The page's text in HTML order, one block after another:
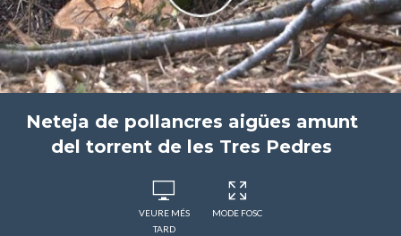
Neteja de pollancres aigües amunt
del torrent de les Tres Pedres
VEURE MÉS
TARD
MODE FOSC